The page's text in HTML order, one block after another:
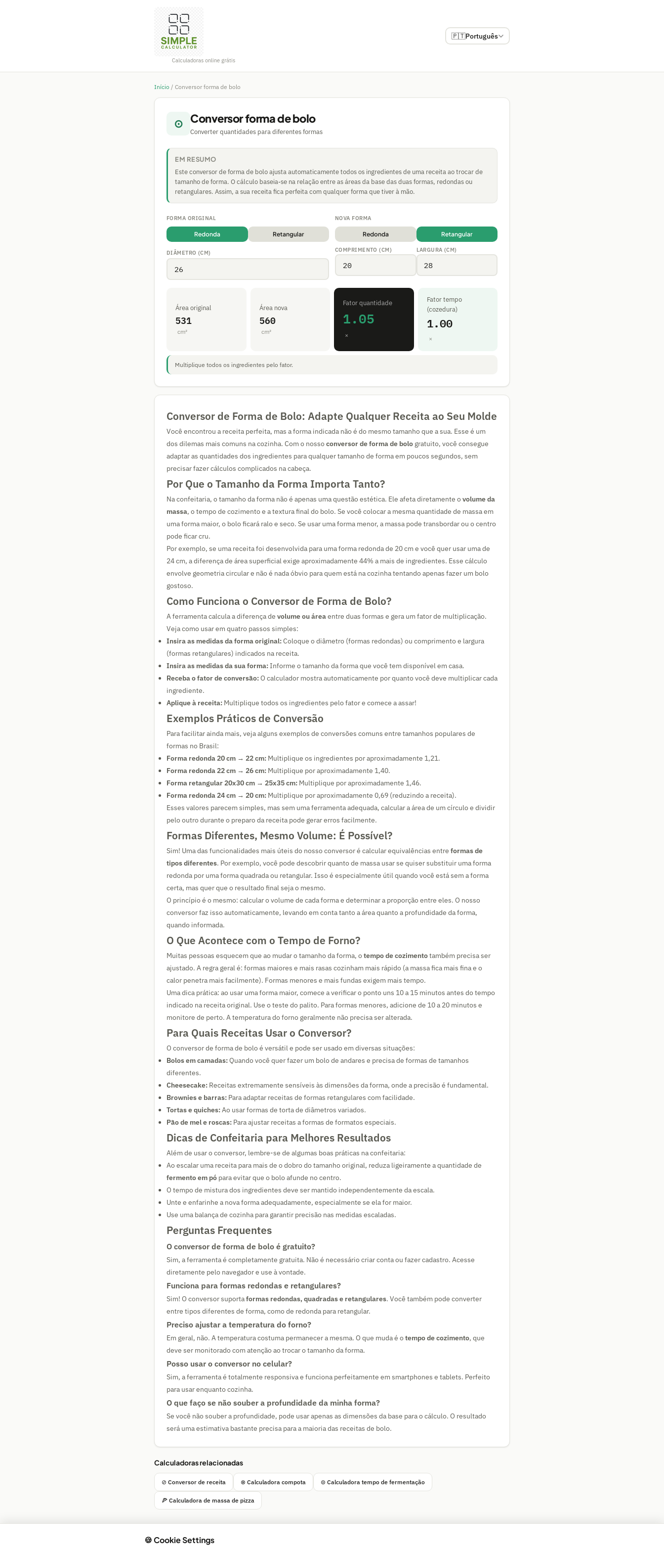
Calculadoras online grátis
🇵🇹Português
Início / Conversor forma de bolo
⊙ Conversor forma de bolo
Converter quantidades para diferentes formas
EM RESUMO
Este conversor de forma de bolo ajusta automaticamente todos os ingredientes de uma receita ao trocar de
tamanho de forma. O cálculo baseia-se na relação entre as áreas da base das duas formas, redondas ou
retangulares. Assim, a sua receita fica perfeita com qualquer forma que tiver à mão.
FORMA ORIGINAL
Redonda Retangular
DIÂMETRO (CM)
NOVA FORMA
Redonda Retangular
COMPRIMENTO (CM) LARGURA (CM)
Área original
531
cm²
Área nova
560
cm²
Fator quantidade
1.05
×
Fator tempo
(cozedura)
1.00
×
Multiplique todos os ingredientes pelo fator.
Conversor de Forma de Bolo: Adapte Qualquer Receita ao Seu Molde
Você encontrou a receita perfeita, mas a forma indicada não é do mesmo tamanho que a sua. Esse é um
dos dilemas mais comuns na cozinha. Com o nossoconversor de forma de bolo gratuito, você consegue
adaptar as quantidades dos ingredientes para qualquer tamanho de forma em poucos segundos, sem
precisar fazer cálculos complicados na cabeça.
Por Que o Tamanho da Forma Importa Tanto?
Na confeitaria, o tamanho da forma não é apenas uma questão estética. Ele afeta diretamente ovolume da
massa, o tempo de cozimento e a textura final do bolo. Se você colocar a mesma quantidade de massa em
uma forma maior, o bolo ficará ralo e seco. Se usar uma forma menor, a massa pode transbordar ou o centro
pode ficar cru.
Por exemplo, se uma receita foi desenvolvida para uma forma redonda de 20 cm e você quer usar uma de
24 cm, a diferença de área superficial exige aproximadamente 44% a mais de ingredientes. Esse cálculo
envolve geometria circular e não é nada óbvio para quem está na cozinha tentando apenas fazer um bolo
gostoso.
Como Funciona o Conversor de Forma de Bolo?
A ferramenta calcula a diferença de volume ou áreaentre duas formas e gera um fator de multiplicação.
Veja como usar em quatro passos simples:
Insira as medidas da forma original:Coloque o diâmetro (formas redondas) ou comprimento e largura
(formas retangulares) indicados na receita.
Insira as medidas da sua forma:Informe o tamanho da forma que você tem disponível em casa.
Receba o fator de conversão:O calculador mostra automaticamente por quanto você deve multiplicar cada
ingrediente.
Aplique à receita: Multiplique todos os ingredientes pelo fator e comece a assar!
Exemplos Práticos de Conversão
Para facilitar ainda mais, veja alguns exemplos de conversões comuns entre tamanhos populares de
formas no Brasil:
Forma redonda 20 cm → 22 cm: Multiplique os ingredientes por aproximadamente 1,21.
Forma redonda 22 cm → 26 cm: Multiplique por aproximadamente 1,40.
Forma retangular 20x30 cm → 25x35 cm: Multiplique por aproximadamente 1,46.
Forma redonda 24 cm → 20 cm: Multiplique por aproximadamente 0,69 (reduzindo a receita).
Esses valores parecem simples, mas sem uma ferramenta adequada, calcular a área de um círculo e dividir
pelo outro durante o preparo da receita pode gerar erros facilmente.
Formas Diferentes, Mesmo Volume: É Possível?
Sim! Uma das funcionalidades mais úteis do nosso conversor é calcular equivalências entre formas de
tipos diferentes. Por exemplo, você pode descobrir quanto de massa usar se quiser substituir uma forma
redonda por uma forma quadrada ou retangular. Isso é especialmente útil quando você está sem a forma
certa, mas quer que o resultado final seja o mesmo.
O princípio é o mesmo: calcular o volume de cada forma e determinar a proporção entre eles. O nosso
conversor faz isso automaticamente, levando em conta tanto a área quanto a profundidade da forma,
quando informada.
O Que Acontece com o Tempo de Forno?
Muitas pessoas esquecem que ao mudar o tamanho da forma, otempo de cozimentotambém precisa ser
ajustado. A regra geral é: formas maiores e mais rasas cozinham mais rápido (a massa fica mais fina e o
calor penetra mais facilmente). Formas menores e mais fundas exigem mais tempo.
Uma dica prática: ao usar uma forma maior, comece a verificar o ponto uns 10 a 15 minutos antes do tempo
indicado na receita original. Use o teste do palito. Para formas menores, adicione de 10 a 20 minutos e
monitore de perto. A temperatura do forno geralmente não precisa ser alterada.
Para Quais Receitas Usar o Conversor?
O conversor de forma de bolo é versátil e pode ser usado em diversas situações:
Bolos em camadas:Quando você quer fazer um bolo de andares e precisa de formas de tamanhos
diferentes.
Cheesecake: Receitas extremamente sensíveis às dimensões da forma, onde a precisão é fundamental.
Brownies e barras: Para adaptar receitas de formas retangulares com facilidade.
Tortas e quiches:Ao usar formas de torta de diâmetros variados.
Pão de mel e roscas: Para ajustar receitas a formas de formatos especiais.
Dicas de Confeitaria para Melhores Resultados
Além de usar o conversor, lembre-se de algumas boas práticas na confeitaria:
Ao escalar uma receita para mais de o dobro do tamanho original, reduza ligeiramente a quantidade de
fermento em pó para evitar que o bolo afunde no centro.
O tempo de mistura dos ingredientes deve ser mantido independentemente da escala.
Unte e enfarinhe a nova forma adequadamente, especialmente se ela for maior.
Use uma balança de cozinha para garantir precisão nas medidas escaladas.
Perguntas Frequentes
O conversor de forma de bolo é gratuito?
Sim, a ferramenta é completamente gratuita. Não é necessário criar conta ou fazer cadastro. Acesse
diretamente pelo navegador e use à vontade.
Funciona para formas redondas e retangulares?
Sim! O conversor suportaformas redondas, quadradas e retangulares. Você também pode converter
entre tipos diferentes de forma, como de redonda para retangular.
Preciso ajustar a temperatura do forno?
Em geral, não. A temperatura costuma permanecer a mesma. O que muda é otempo de cozimento, que
deve ser monitorado com atenção ao trocar o tamanho da forma.
Posso usar o conversor no celular?
Sim, a ferramenta é totalmente responsiva e funciona perfeitamente em smartphones e tablets. Perfeito
para usar enquanto cozinha.
O que faço se não souber a profundidade da minha forma?
Se você não souber a profundidade, pode usar apenas as dimensões da base para o cálculo. O resultado
será uma estimativa bastante precisa para a maioria das receitas de bolo.
Calculadoras relacionadas
⊘ Conversor de receita ⊗ Calculadora compota ⊜ Calculadora tempo de fermentação
🍕 Calculadora de massa de pizza
🍪 Cookie Settings